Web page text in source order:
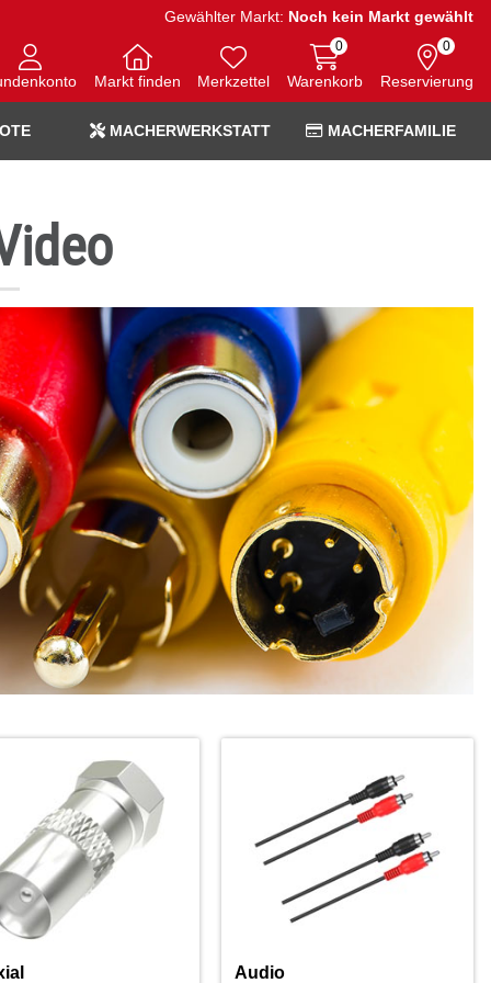
Gewählter Markt: Noch kein Markt gewählt
Markt finden Merkzettel Warenkorb
0
Reservierung
0
MACHERWERKSTATT MACHERFAMILIE
Audio